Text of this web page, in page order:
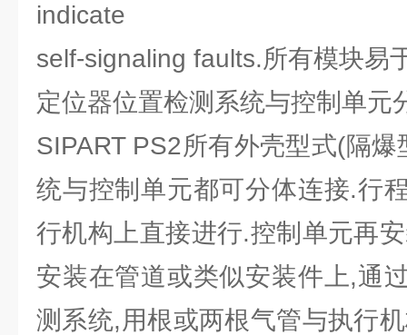
indicate
self-signaling faults.所有模块易
定位器位置检测系统与控制单元
SIPART PS2所有外壳型式(隔
统与控制单元都可分体连接.行
行机构上直接进行.控制单元再
安装在管道或类似安装件上,通
测系统,用根或两根气管与执行